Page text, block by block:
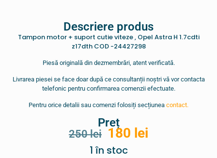
Descriere produs
Tampon motor + suport cutie viteze , Opel Astra H 1.7cdti
z17dth COD -24427298
Piesă originală din dezmembrări, atent verificată.
Livrarea piesei se face doar după ce consultanții noștri vă vor contacta
telefonic pentru confirmarea comenzii efectuate.
Pentru orice detalii sau comenzi folosiți secțiunea contact.
Preț
250lei 180 lei
1 în stoc